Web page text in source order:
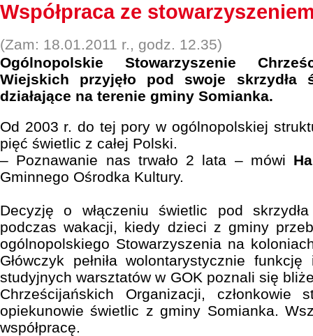
Współpraca ze
(Zam: 18.01.2011 r., godz. 12.35)
Ogólnopolskie Stowarzyszenie
Wiejskich przyjęło pod swoje skrzydła
działające na terenie gminy Somianka.
Od 2003 r. do tej pory w ogólnopolskiej
pięć świetlic z całej Polski.
– Poznawanie nas trwało 2 lata – mówi
Gminnego Ośrodka Kultury.
Decyzję o włączeniu świetlic pod
podczas wakacji, kiedy dzieci z gminy
ogólnopolskiego Stowarzyszenia na
Główczyk pełniła wolontarystycznie
studyjnych warsztatów w GOK poznali się
Chrześcijańskich Organizacji, członkowie
opiekunowie świetlic z gminy Somianka.
współpracę.